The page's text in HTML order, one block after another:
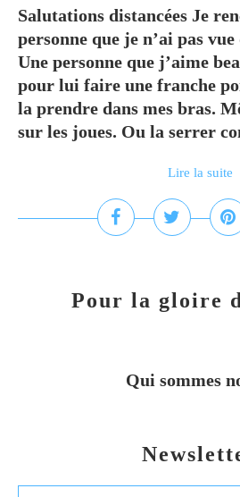
Salutations distancées Je
personne que je n’ai pas
Une personne que j’aime
pour lui faire une franche
la prendre dans mes bras.
sur les joues. Ou la serrer
Lire la suite
Pour la gloire
Qui sommes